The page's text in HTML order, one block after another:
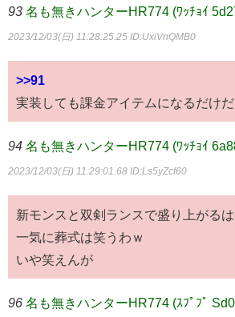
93 名も無きハンターHR774 (ﾜｯﾁｮｲ
2023/12/03(日) 11:28:25.25 ID:UxiVnQMB0
>>91
実装しても課金アイテムになるだけだ
94 名も無きハンターHR774 (ﾜｯﾁｮｲ
2023/12/03(日) 11:29:01.68 ID:Ls5yZcf60
新モンスと双剣ランスで盛り上がる
一気に葬式は笑うわｗ
いや笑えんが
96 名も無きハンターHR774 (ｽﾌﾟﾌﾟ